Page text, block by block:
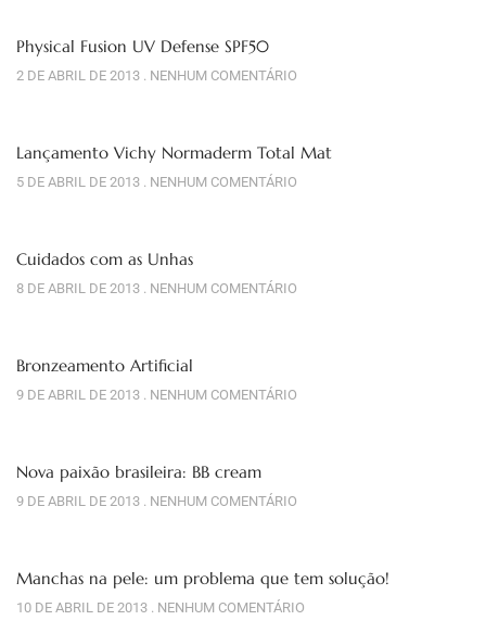
Physical Fusion UV Defense SPF50
2 DE ABRIL DE 2013 NENHUM COMENTÁRIO
Lançamento Vichy Normaderm Total Mat
5 DE ABRIL DE 2013 NENHUM COMENTÁRIO
Cuidados com as Unhas
8 DE ABRIL DE 2013 NENHUM COMENTÁRIO
Bronzeamento Artificial
9 DE ABRIL DE 2013 NENHUM COMENTÁRIO
Nova paixão brasileira: BB cream
9 DE ABRIL DE 2013 NENHUM COMENTÁRIO
Manchas na pele: um problema que tem solução!
10 DE ABRIL DE 2013 NENHUM COMENTÁRIO